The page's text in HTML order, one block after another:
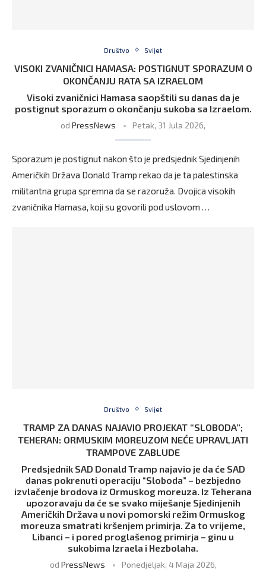
Društvo Svijet
VISOKI ZVANIČNICI HAMASA: POSTIGNUT SPORAZUM O
OKONČANJU RATA SA IZRAELOM
Visoki zvaničnici Hamasa saopštili su danas da je
postignut sporazum o okončanju sukoba sa Izraelom.
od PressNews Petak, 31 Jula 2026,
Sporazum je postignut nakon što je predsjednik Sjedinjenih
Američkih Država Donald Tramp rekao da je ta palestinska
militantna grupa spremna da se razoruža. Dvojica visokih
zvaničnika Hamasa, koji su govorili pod uslovom …
Društvo Svijet
TRAMP ZA DANAS NAJAVIO PROJEKAT “SLOBODA”;
TEHERAN: ORMUSKIM MOREUZOM NEĆE UPRAVLJATI
TRAMPOVE ZABLUDE
Predsjednik SAD Donald Tramp najavio je da će SAD
danas pokrenuti operaciju “Sloboda” – bezbjedno
izvlačenje brodova iz Ormuskog moreuza. Iz Teherana
upozoravaju da će se svako miješanje Sjedinjenih
Američkih Država u novi pomorski režim Ormuskog
moreuza smatrati kršenjem primirja. Za to vrijeme,
Libanci – i pored proglašenog primirja – ginu u
sukobima Izraela i Hezbolaha.
od PressNews Ponedjeljak, 4 Maja 2026,